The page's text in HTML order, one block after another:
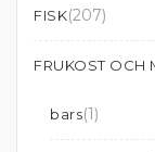
FISK(207)
FRUKOST OCH
bars(1)